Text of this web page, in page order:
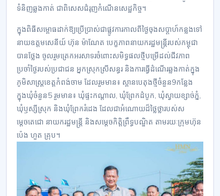
ទំនិញឆ្លងកាត់ ជាពិសេសជំរុញកំណើនសេដ្ឋកិច្ច។
ក្នុងពិធីសម្ពោធដាក់ឱ្យប្រើប្រាស់ជាផ្លូវការកាលពីថ្ងៃចុងសប្ដាហ៍កន្លងទៅ
នាយឧត្តមសេនីយ៍ ហ៊ុន ម៉ាណែត បេក្ខភាពនាយករដ្ឋមន្ត្រីរបស់កម្ពុជា
បានថ្លែង ចូលរួមត្រេកអរសាទរចំពោះសមិទ្ធផលថ្មីបម្រើដល់ជីវភាព
ប្រចាំថ្ងៃរបស់ប្រជាជន អ្នកស្រុកស្រីសន្ធរ និងការធ្វើដំណើរឆ្លងកាត់ក្នុង
ភូមិសាស្ត្រខេត្តកំពង់ចាម ដែលរួមមាន៖ ស្ពានបេតុងថ្មីចំនួន9កន្លែង
ក្នុងឃុំចំនួន5 រួមមាន៖ ឃុំផ្ទះកណ្តាល, ឃុំព្រែកដំបូក, ឃុំស្វាយខ្សាច់ភ្នំ,
ឃុំឫស្សីស្រុក និងឃុំព្រែករំដេង ដែលជាអំណោយដ៏ថ្លៃថ្លារបស់ស
ម្តេចតេជោ នាយករដ្ឋមន្ត្រី និងសម្តេចកិត្តិព្រឹទ្ធបណ្ឌិត តាមរយៈក្រុមហ៊ុន
ប៉េង ហួត គ្រុប។